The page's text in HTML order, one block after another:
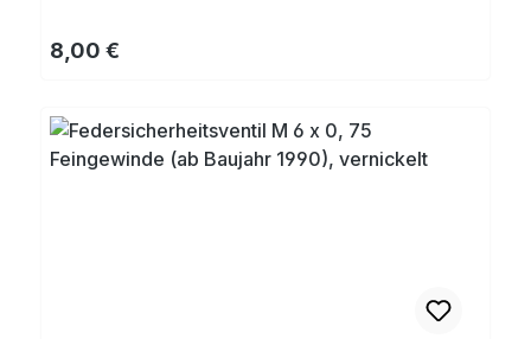
Regulärer Preis:
8,00 €